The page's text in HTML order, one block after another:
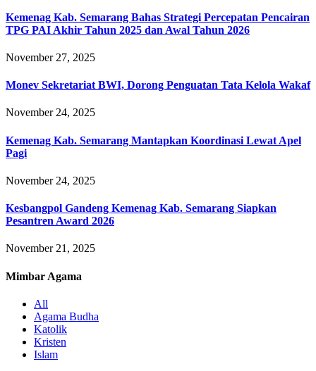
Kemenag Kab. Semarang Bahas Strategi Percepatan Pencairan
TPG PAI Akhir Tahun 2025 dan Awal Tahun 2026
November 27, 2025
Monev Sekretariat BWI, Dorong Penguatan Tata Kelola Wakaf
November 24, 2025
Kemenag Kab. Semarang Mantapkan Koordinasi Lewat Apel
Pagi
November 24, 2025
Kesbangpol Gandeng Kemenag Kab. Semarang Siapkan
Pesantren Award 2026
November 21, 2025
Mimbar Agama
All
Agama Budha
Katolik
Kristen
Islam